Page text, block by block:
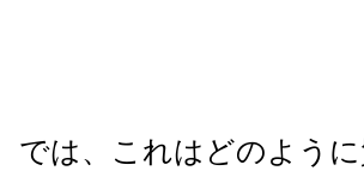
では、これはどのよう